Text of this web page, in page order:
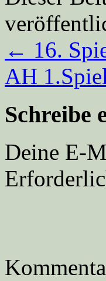
← 16.
AH
Schreibe
Deine E-